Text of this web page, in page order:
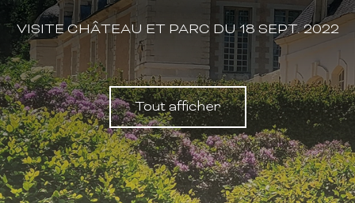
VISITE CHÂTEAU ET PARC DU 18 SEPT. 2022
Tout afficher